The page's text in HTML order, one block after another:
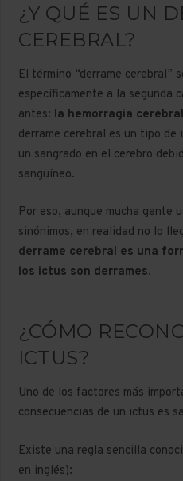
¿Y QUÉ ES UN
CEREBRAL?
El término “derrame cerebral”
específicamente a la segunda
antes: la hemorragia cerebral
derrame cerebral es un tipo de
un sangrado en el cerebro
sanguíneo.
Por eso, aunque mucha gente
sinónimos, en realidad no lo
derrame cerebral es una
los ictus son derrames.
¿CÓMO
ICTUS?
Uno de los factores más
consecuencias de un ictus es
Existe una regla sencilla
en inglés):